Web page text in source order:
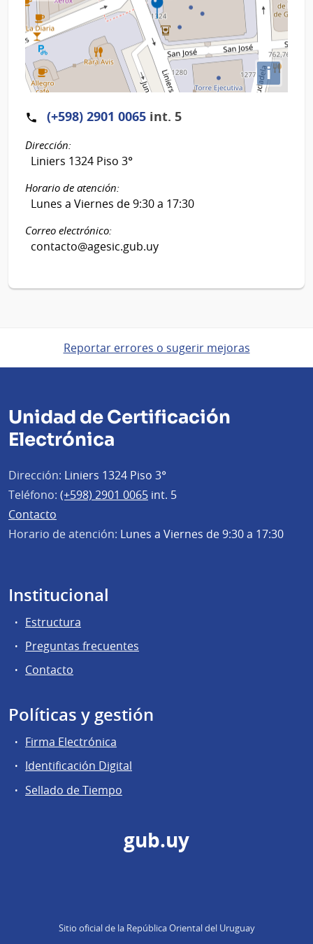
i
(+598) 2901 0065 int. 5
Dirección:
Liniers 1324 Piso 3°
Horario de atención:
Lunes a Viernes de 9:30 a 17:30
Correo electrónico:
contacto@agesic.gub.uy
Reportar errores o sugerir mejoras
Unidad de Certificación
Electrónica
Dirección: Liniers 1324 Piso 3°
Teléfono: (+598) 2901 0065 int. 5
Contacto
Horario de atención: Lunes a Viernes de 9:30 a 17:30
Institucional
Estructura
Preguntas frecuentes
Contacto
Políticas y gestión
Firma Electrónica
Identificación Digital
Sellado de Tiempo
gub.uy
Sitio oficial de la República Oriental del Uruguay